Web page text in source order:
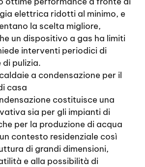
elettrica ridotti al minimo, e
la scelta migliore,
un dispositivo a gas ha limiti
interventi periodici di
di pulizia.
a condensazione per il
casa
costituisce una
sia per gli impianti di
per la produzione di acqua
contesto residenziale così
di grandi dimensioni,
e alla possibilità di